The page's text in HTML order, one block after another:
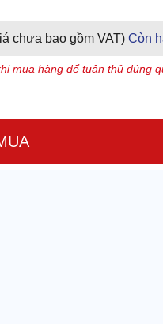
chưa bao gồm VAT) Còn
mua hàng để tuân thủ đúng